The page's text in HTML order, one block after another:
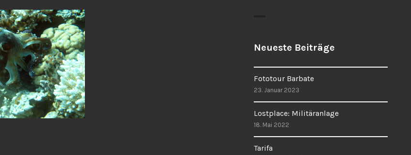
Neueste Beiträge
Fototour Barbate
23. Januar 2023
Lostplace: Militäranlage
18. Mai 2022
Tarifa